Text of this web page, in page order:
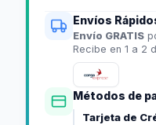
Envíos
Envío GRATIS
Recibe en 1 a 2
Métodos de
Tarjeta de